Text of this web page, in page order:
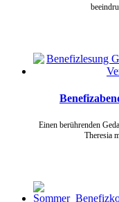
Einen berührenden
Theresia